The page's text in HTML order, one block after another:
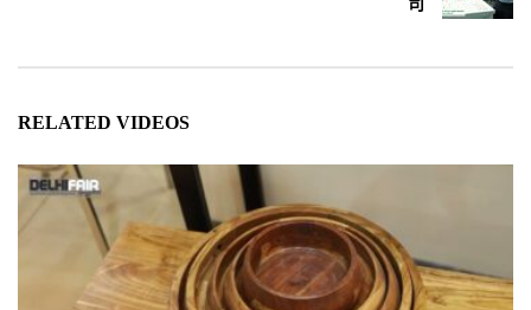
司
RELATED VIDEOS